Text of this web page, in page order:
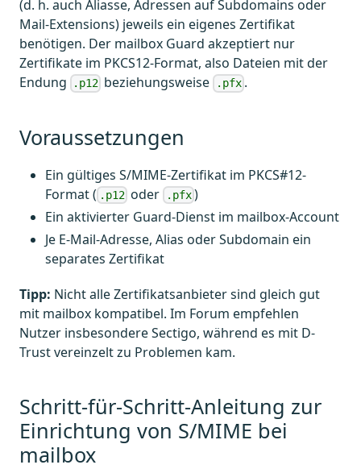
(d. h. auch Aliasse, Adressen auf Subdomains oder
Mail-Extensions) jeweils ein eigenes Zertifikat
benötigen. Der mailbox Guard akzeptiert nur
Zertifikate im PKCS12-Format, also Dateien mit der
Endung
.p12 beziehungsweise .pfx.
Voraussetzungen
Ein gültiges S/MIME-Zertifikat im PKCS#12-
Format ( .p12 oder .pfx)
Ein aktivierter Guard-Dienst im mailbox-Account
Je E-Mail-Adresse, Alias oder Subdomain ein
separates Zertifikat
Tipp: Nicht alle Zertifikatsanbieter sind gleich gut
mit mailbox kompatibel. Im Forum empfehlen
Nutzer insbesondere Sectigo, während es mit D-
Trust vereinzelt zu Problemen kam.
Schritt-für-Schritt-Anleitung zur
Einrichtung von S/MIME bei
mailbox